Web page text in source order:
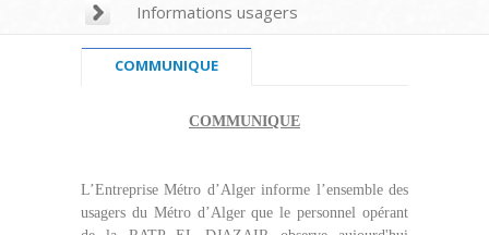
Informations usagers
COMMUNIQUE
COMMUNIQUE
L’Entreprise Métro d’Alger informe l’ensemble des
usagers du Métro d’Alger que le personnel opérant